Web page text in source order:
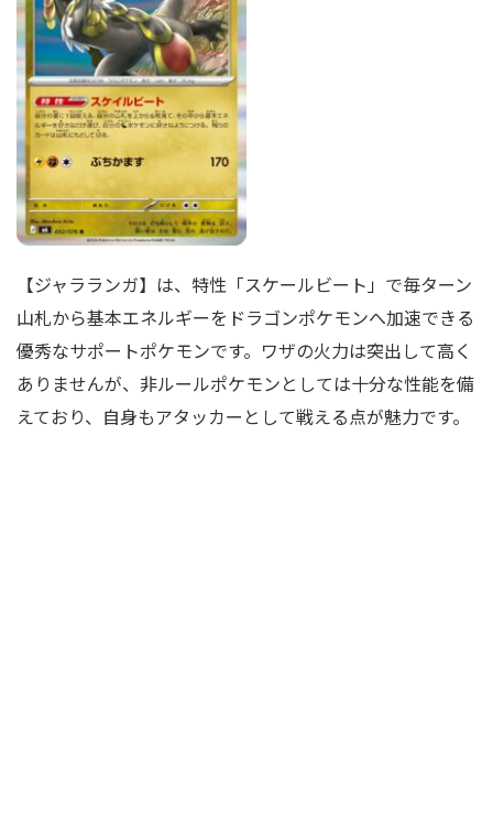
【ジャラランガ】は、特性「スケールビート」で毎ターン
山札から基本エネルギーをドラゴンポケモンへ加速できる
優秀なサポートポケモンです。ワザの火力は突出して高く
ありませんが、非ルールポケモンとしては十分な性能を備
えており、自身もアタッカーとして戦える点が魅力です。